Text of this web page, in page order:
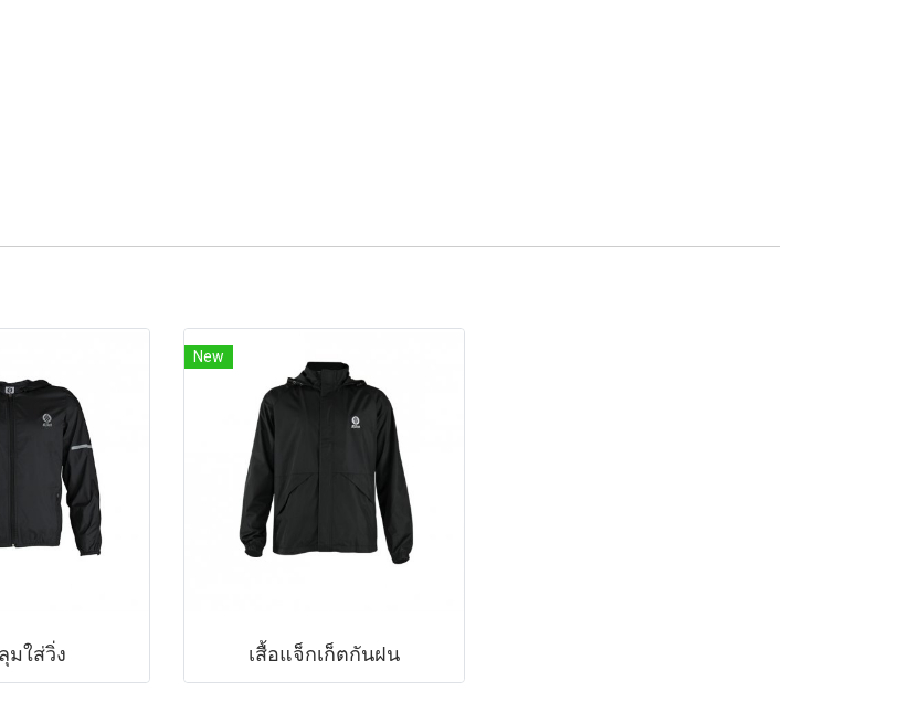
มใส่วิ่ง
New
เสื้อแจ็กเก็ตกันฝน